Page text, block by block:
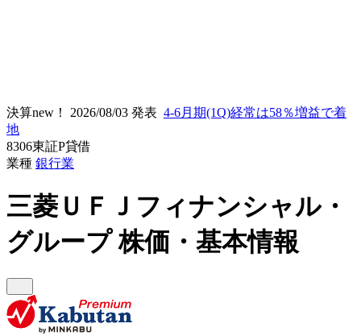
決算new！ 2026/08/03 発表 4-6月期(1Q)経常は58％増益で着
地
8306東証P貸借
業種 銀行業
三菱ＵＦＪフィナンシャル・
グループ株価・基本情報